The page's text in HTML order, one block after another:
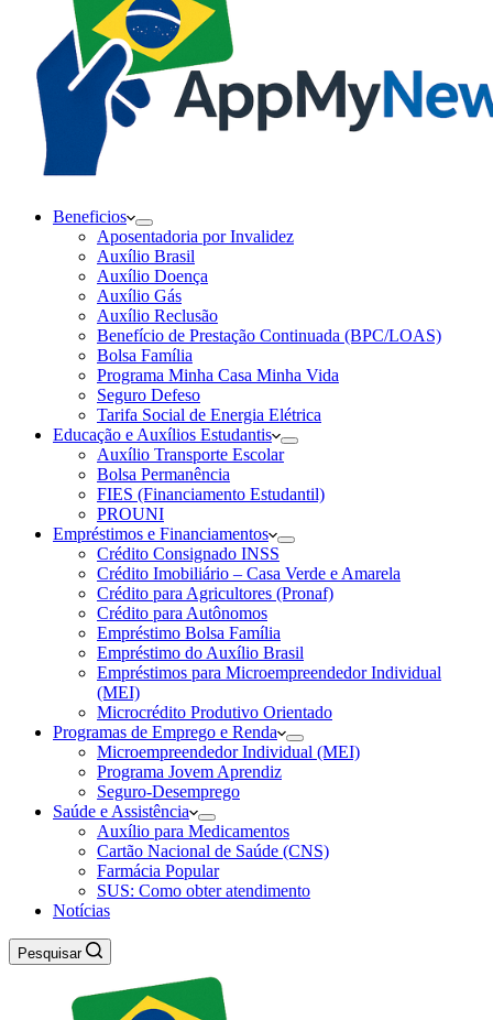
Beneficios
Aposentadoria por Invalidez
Auxílio Brasil
Auxílio Doença
Auxílio Gás
Auxílio Reclusão
Benefício de Prestação Continuada (BPC/LOAS)
Bolsa Família
Programa Minha Casa Minha Vida
Seguro Defeso
Tarifa Social de Energia Elétrica
Educação e Auxílios Estudantis
Auxílio Transporte Escolar
Bolsa Permanência
FIES (Financiamento Estudantil)
PROUNI
Empréstimos e Financiamentos
Crédito Consignado INSS
Crédito Imobiliário – Casa Verde e Amarela
Crédito para Agricultores (Pronaf)
Crédito para Autônomos
Empréstimo Bolsa Família
Empréstimo do Auxílio Brasil
Empréstimos para Microempreendedor Individual
(MEI)
Microcrédito Produtivo Orientado
Programas de Emprego e Renda
Microempreendedor Individual (MEI)
Programa Jovem Aprendiz
Seguro-Desemprego
Saúde e Assistência
Auxílio para Medicamentos
Cartão Nacional de Saúde (CNS)
Farmácia Popular
SUS: Como obter atendimento
Notícias
Pesquisar